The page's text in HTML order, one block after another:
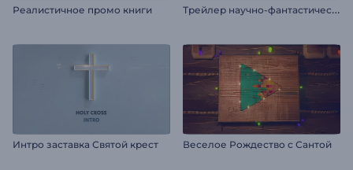
Реалистичное промо книги Т
рейлер научно-фантастического фильма
Интро заставка Святой крест Веселое Рождество с Сантой